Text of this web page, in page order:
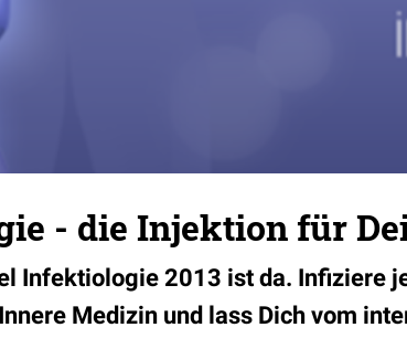
- die Injektion für
Infektiologie 2013 ist da. Infiziere
Medizin und lass Dich vom